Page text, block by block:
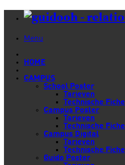
Menu
HOME
CAMPUS
School Poster
Tarieven
Technische Fiche
Campus Poster
Tarieven
Technische Fiche
Campus Digital
Tarieven
Technische Fiche
Guido Poster